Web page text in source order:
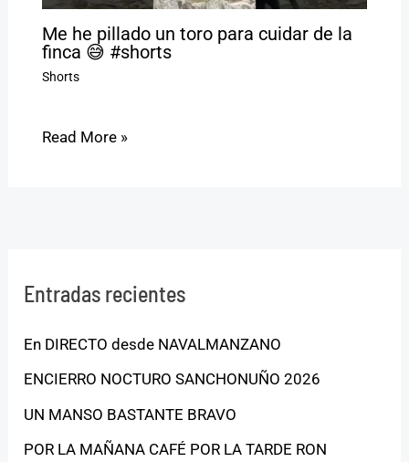
Me he pillado un toro para cuidar de la
finca 😅 #shorts
Shorts
Read More »
Entradas recientes
En DIRECTO desde NAVALMANZANO
ENCIERRO NOCTURO SANCHONUÑO 2026
UN MANSO BASTANTE BRAVO
POR LA MAÑANA CAFÉ POR LA TARDE RON